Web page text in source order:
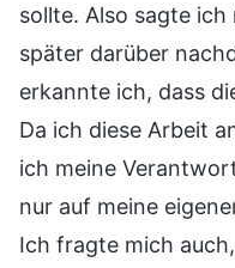
sollte. Also sagte
später darüber
erkannte ich, dass
Da ich diese Arbeit
ich meine
nur auf meine
Ich fragte mich